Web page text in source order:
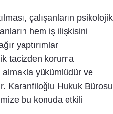
çalışanların psikolojik
hem iş ilişkisini
yaptırımlar
tacizden koruma
almakla yükümlüdür ve
Karanfiloğlu Hukuk Bürosu
bu konuda etkili